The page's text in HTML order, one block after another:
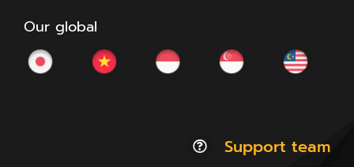
Our global
Support team